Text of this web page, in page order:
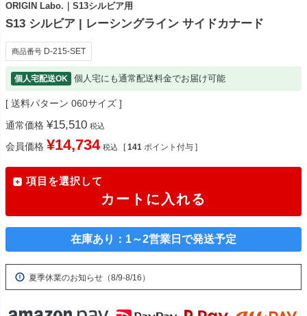
ORIGIN Labo.｜S13シルビア用
S13 シルビア | レーシングライン サイドカナード
商品番号 D-215-SET
個人宅配送OK 個人宅にも通常配送料金でお届け可能
送料パターン 060サイズ
通常価格 ¥15,510 税込
会員価格 ¥14,734 税込 [ 141 ポイント付与 ]
項目を選択して
カートに入れる
在庫あり：1～2営業日で発送予定
夏季休業のお知らせ（8/9-8/16）